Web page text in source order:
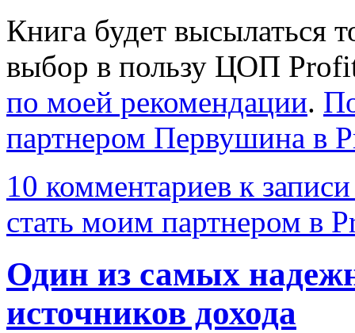
Книга будет высылаться
выбор в пользу ЦОП
по моей рекомендации.
партнером Первушина в
10 комментариев к
стать моим партнером в
Один из самых
источников дохода